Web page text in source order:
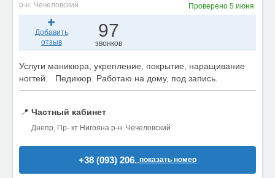
р-н. Чечеловский Проверено 5 июня
Добавить
отзыв
97
звонков
Услуги маникюра, укрепление, покрытие, наращивание
ногтей. Педикюр. Работаю на дому, под запись.
📍 Частный кабинет
Днепр, Пр- кт Нигояна р-н. Чечеловский
+38 (093) 206..показать номер